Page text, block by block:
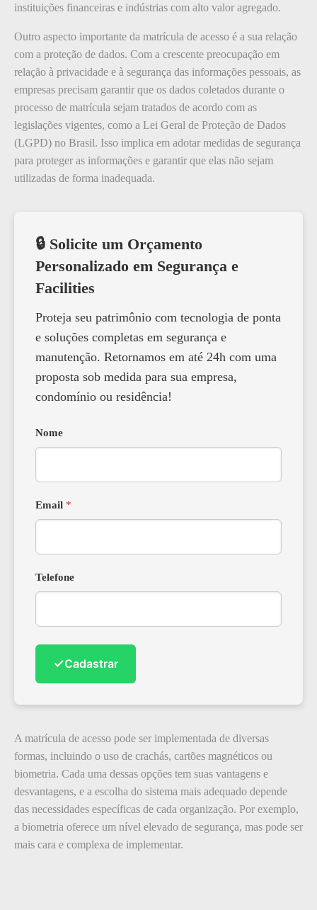
instituições financeiras e indústrias com alto valor agregado.
Outro aspecto importante da matrícula de acesso é a sua relação
com a proteção de dados. Com a crescente preocupação em
relação à privacidade e à segurança das informações pessoais, as
empresas precisam garantir que os dados coletados durante o
processo de matrícula sejam tratados de acordo com as
legislações vigentes, como a Lei Geral de Proteção de Dados
(LGPD) no Brasil. Isso implica em adotar medidas de segurança
para proteger as informações e garantir que elas não sejam
utilizadas de forma inadequada.
🔒 Solicite um Orçamento
Personalizado em Segurança e
Facilities
Proteja seu patrimônio com tecnologia de ponta
e soluções completas em segurança e
manutenção. Retornamos em até 24h com uma
proposta sob medida para sua empresa,
condomínio ou residência!
Nome
Email *
Telefone
✓Cadastrar
A matrícula de acesso pode ser implementada de diversas
formas, incluindo o uso de crachás, cartões magnéticos ou
biometria. Cada uma dessas opções tem suas vantagens e
desvantagens, e a escolha do sistema mais adequado depende
das necessidades específicas de cada organização. Por exemplo,
a biometria oferece um nível elevado de segurança, mas pode ser
mais cara e complexa de implementar.